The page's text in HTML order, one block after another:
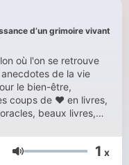
d’un grimoire vivant
où l'on se retrouve
le bien-être,
beaux livres,
Hébergé par
confidentialite pour
Volume 1 x